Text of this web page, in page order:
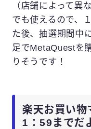
（店舗によって異
でも使えるので、
た後、抽選期間中
足でMetaQuestを
りそうです！
楽天お買い
1：59までだ